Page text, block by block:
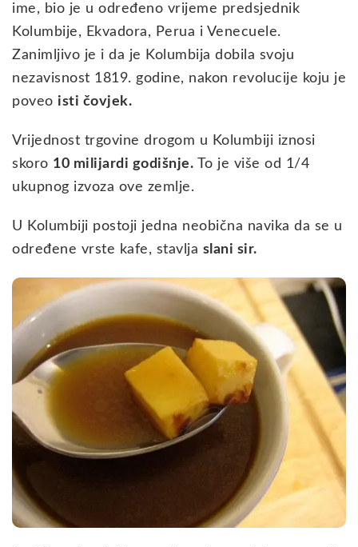
ime, bio je u određeno vrijeme predsjednik
Kolumbije, Ekvadora, Perua i Venecuele.
Zanimljivo je i da je Kolumbija dobila svoju
nezavisnost 1819. godine, nakon revolucije koju je
poveo isti čovjek.
Vrijednost trgovine drogom u Kolumbiji iznosi
skoro 10 milijardi godišnje. To je više od 1/4
ukupnog izvoza ove zemlje.
U Kolumbiji postoji jedna neobična navika da se u
određene vrste kafe, stavlja slani sir.